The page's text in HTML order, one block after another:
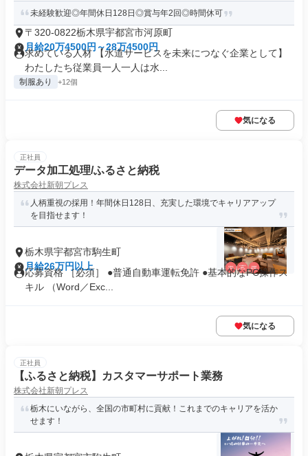
未経験歓迎◎年間休日128日◎賞与年2回◎時間休可
〒320-0822栃木県宇都宮市河原町
月給20万4500円～28万4500円
求めている人材 【水道サービスを未来につなぐ企業として】
わたしたち従業員一人一人は水...
制服あり +12個
気になる
正社員
データ加工処理/ふるさと納税
株式会社新朝プレス
人柄重視の採用！年間休日128日、充実した環境でキャリアアップ
を目指せます！
栃木県宇都宮市駒生町
月給26万円以上
応募資格 ［必須］ ●普通自動車運転免許 ●基本的なPC操作ス
キル （Word／Exc...
気になる
正社員
【ふるさと納税】カスタマーサポート業務
株式会社新朝プレス
栃木にいながら、全国の市町村に貢献！これまでのキャリアを活か
せます！